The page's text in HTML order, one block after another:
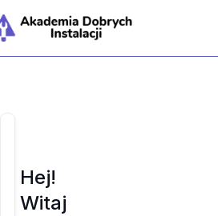
Hej!
Witaj